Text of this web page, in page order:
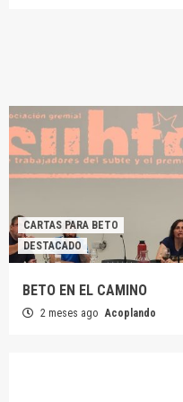
CARTAS PARA BETO
DESTACADO
BETO EN EL CAMINO
2 meses ago Acoplando